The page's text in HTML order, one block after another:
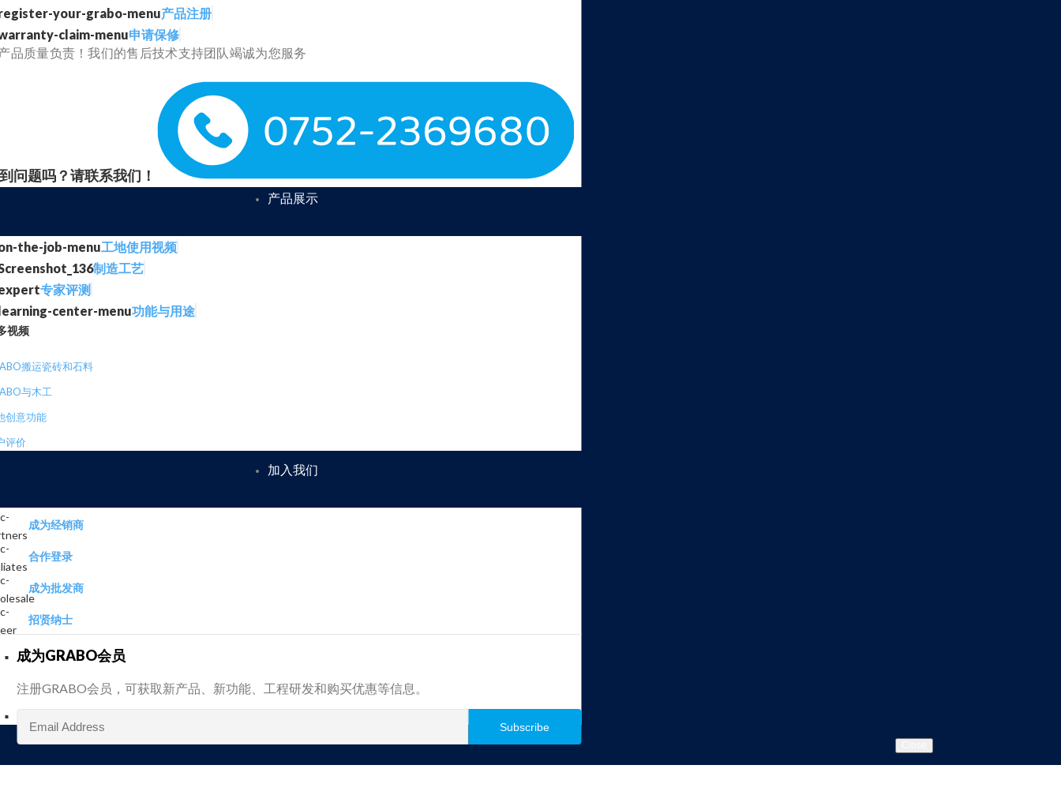
产品注册
申请保修
品质量负责！我们的售后技术支持团队竭诚为您服务
问题吗？请联系我们！
产品展示
工地使用视频
制造工艺
专家评测
功能与用途
视频
搬运瓷砖和石料
与木工
创意功能
评价
加入我们
成为经销商
合作登录
成为批发商
招贤纳士
成为GRABO会员
注册GRABO会员，可获取新产品、新功能、工程研发和购买优惠等信息。